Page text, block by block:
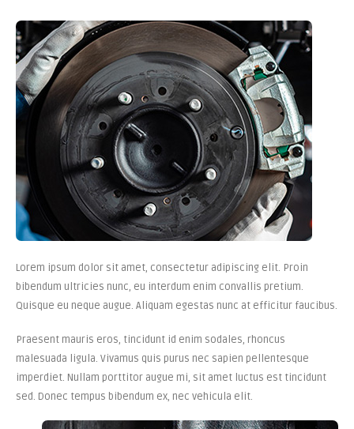
Lorem ipsum dolor sit amet, consectetur adipiscing elit. Proin
bibendum ultricies nunc, eu interdum enim convallis pretium.
Quisque eu neque augue. Aliquam egestas nunc at efficitur faucibus.
Praesent mauris eros, tincidunt id enim sodales, rhoncus
malesuada ligula. Vivamus quis purus nec sapien pellentesque
imperdiet. Nullam porttitor augue mi, sit amet luctus est tincidunt
sed. Donec tempus bibendum ex, nec vehicula elit.